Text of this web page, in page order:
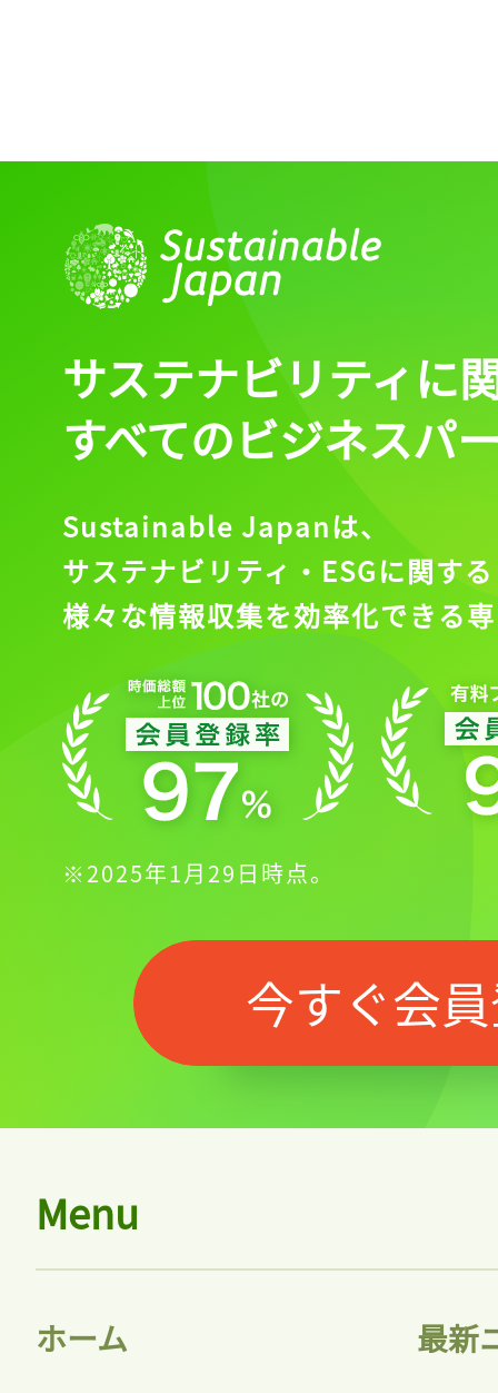
サステナビリティに
すべてのビジネスパ
Sustainable Japanは、
サステナビリティ・ESGに関する
様々な情報収集を効率化できる
※2025年1月29日時点。
今すぐ会
Menu
ホーム 最新